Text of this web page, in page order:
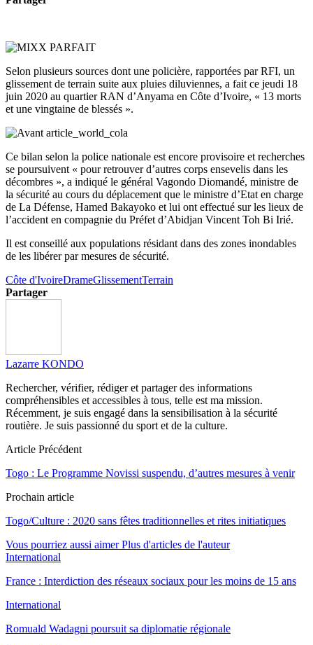
Selon plusieurs sources dont une policière, rapportées par RFI, un
glissement de terrain suite aux pluies diluviennes, a fait ce jeudi 18
juin 2020 au quartier RAN d’Anyama en Côte d’Ivoire, « 13 morts
et une vingtaine de blessés ».
Ce bilan selon la police nationale est encore provisoire et recherches
se poursuivent « pour retrouver d’autres corps ensevelis dans les
décombres », a indiqué le général Vagondo Diomandé, ministre de
la sécurité au cours du déplacement que le ministre d’Etat en charge
de La Défense, Hamed Bakayoko et lui ont effectué sur les lieux de
l’accident en compagnie du Préfet d’Abidjan Vincent Toh Bi Irié.
Il est conseillé aux populations résidant dans des zones inondables
de les libérer par mesures de sécurité.
Côte d'IvoireDrameGlissementTerrain
Partager
Lazarre KONDO
Rechercher, vérifier, rédiger et partager des informations
compréhensibles et accessibles à tous, telle est ma mission.
Récemment, je suis engagé dans la sensibilisation à la sécurité
routière. Je suis passionné du sport et de la culture.
Article Précédent
Togo : Le Programme Novissi suspendu, d’autres mesures à venir
Prochain article
Togo/Culture : 2020 sans fêtes traditionnelles et rites initiatiques
Vous pourriez aussi aimer Plus d'articles de l'auteur
International
France : Interdiction des réseaux sociaux pour les moins de 15 ans
International
Romuald Wadagni poursuit sa diplomatie régionale